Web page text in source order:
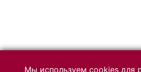
Мы используем cookies для